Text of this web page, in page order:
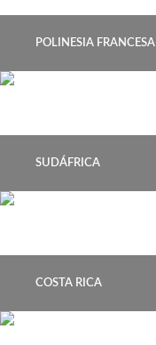
POLINESIA FRANCESA
SUDÁFRICA
COSTA RICA